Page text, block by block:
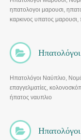
ηπατολογοι μαρουσι,
καρκινος υπατος μαρουσι,
Ηπατολόγοι Ναύπλιο,
επαγγελματίες,
ήπατος ναυπλιο